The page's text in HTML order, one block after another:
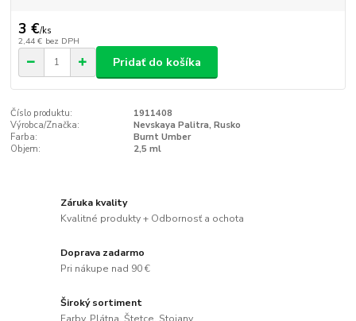
3 €/ks
2,44 € bez DPH
Pridať do košíka
Číslo produktu:
1911408
Výrobca/Značka:
Nevskaya Palitra, Rusko
Farba:
Burnt Umber
Objem:
2,5 ml
Záruka kvality
Kvalitné produkty + Odbornosť a ochota
Doprava zadarmo
Pri nákupe nad 90 €
Široký sortiment
Farby, Plátna, Štetce, Stojany